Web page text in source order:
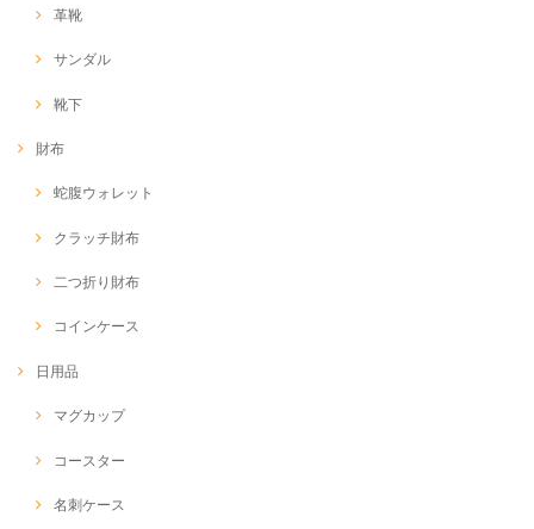
革靴
サンダル
靴下
財布
蛇腹ウォレット
クラッチ財布
二つ折り財布
コインケース
日用品
マグカップ
コースター
名刺ケース